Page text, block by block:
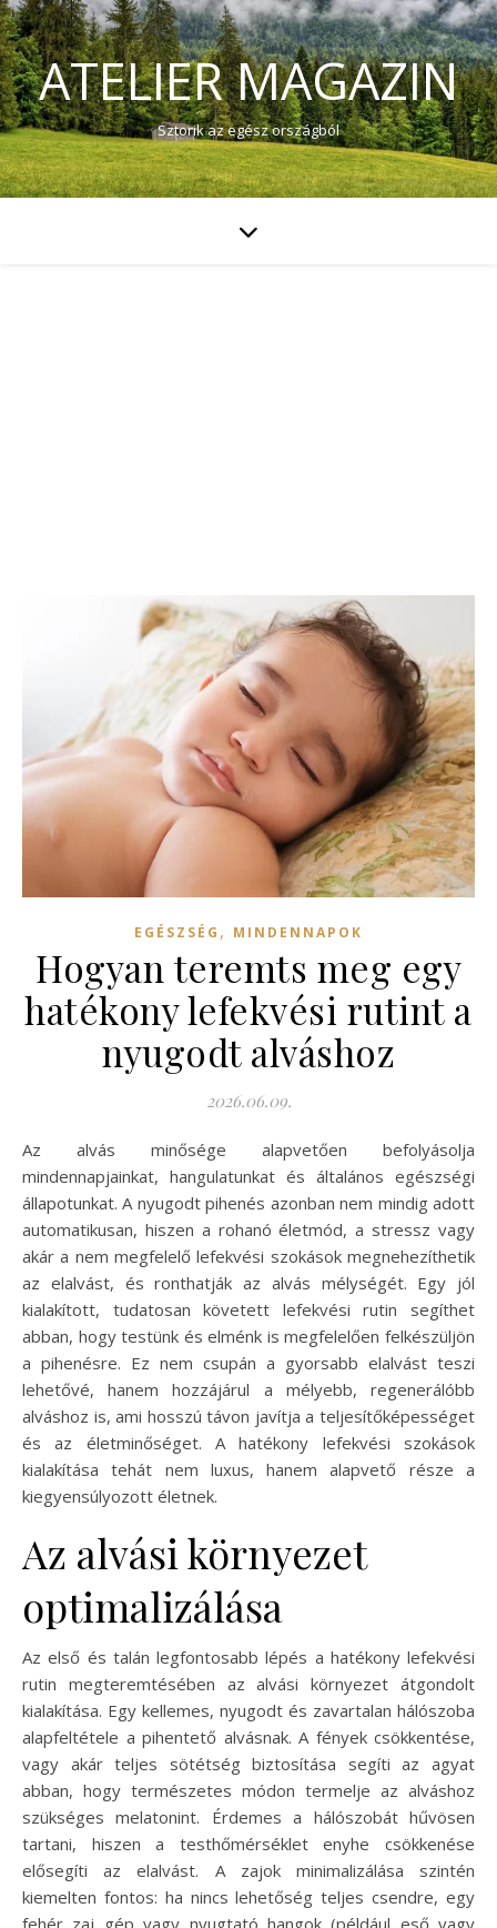
ATELIER MAGAZIN
Sztorik az egész országból
EGÉSZSÉG , MINDENNAPOK
Hogyan teremts meg egy
hatékony lefekvési rutint a
nyugodt alváshoz
2026.06.09.
Az alvás minősége alapvetően befolyásolja
mindennapjainkat, hangulatunkat és általános egészségi
állapotunkat. A nyugodt pihenés azonban nem mindig adott
automatikusan, hiszen a rohanó életmód, a stressz vagy
akár a nem megfelelő lefekvési szokások megnehezíthetik
az elalvást, és ronthatják az alvás mélységét. Egy jól
kialakított, tudatosan követett lefekvési rutin segíthet
abban, hogy testünk és elménk is megfelelően felkészüljön
a pihenésre. Ez nem csupán a gyorsabb elalvást teszi
lehetővé, hanem hozzájárul a mélyebb, regenerálóbb
alváshoz is, ami hosszú távon javítja a teljesítőképességet
és az életminőséget. A hatékony lefekvési szokások
kialakítása tehát nem luxus, hanem alapvető része a
kiegyensúlyozott életnek.
Az alvási környezet
optimalizálása
Az első és talán legfontosabb lépés a hatékony lefekvési
rutin megteremtésében az alvási környezet átgondolt
kialakítása. Egy kellemes, nyugodt és zavartalan hálószoba
alapfeltétele a pihentető alvásnak. A fények csökkentése,
vagy akár teljes sötétség biztosítása segíti az agyat
abban, hogy természetes módon termelje az alváshoz
szükséges melatonint. Érdemes a hálószobát hűvösen
tartani, hiszen a testhőmérséklet enyhe csökkenése
elősegíti az elalvást. A zajok minimalizálása szintén
kiemelten fontos: ha nincs lehetőség teljes csendre, egy
fehér zaj gép vagy nyugtató hangok (például eső vagy